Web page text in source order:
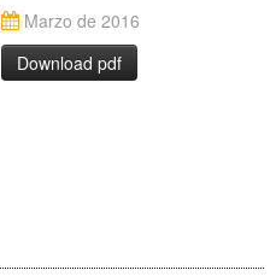
Marzo de 2016
Download pdf